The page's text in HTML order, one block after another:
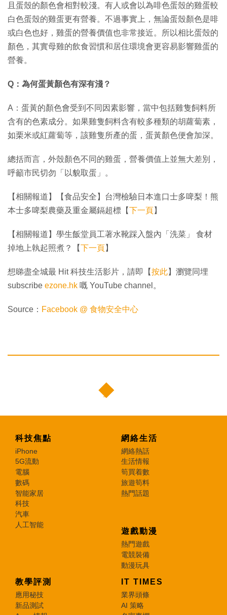
且蛋殼的顏色會相對較淺。有人或會以為啡色蛋殼的雞蛋較
白色蛋殼的雞蛋更有營養。不過事實上，無論蛋殼顏色是啡
或白色也好，雞蛋的營養價值也非常接近。所以相比蛋殼的
顏色，其實母雞的飲食習慣和居住環境會更容易影響雞蛋的
營養。
Q：為何蛋黃顏色有深有淺？
A：蛋黃的顏色會受到不同因素影響，當中包括雞隻飼料所
含有的色素成分。如果雞隻飼料含有較多種類的胡蘿蔔素，
如栗米或紅蘿蔔等，該雞隻所產的蛋，蛋黃顏色便會加深。
總括而言，外殼顏色不同的雞蛋，營養價值上並無大差別，
呼籲市民切勿「以貌取蛋」。
【相關報道】【食品安全】台灣檢驗日本進口士多啤梨！熊
本士多啤梨農藥及重金屬鎘超標【下一頁】
【相關報道】學生飯堂員工著水靴踩入盤內「洗菜」 食材
掉地上執起照煮？【下一頁】
想睇盡全城最 Hit 科技生活影片，請即【按此】瀏覽同埋
subscribe ezone.hk 嘅 YouTube channel。
Source： Facebook @ 食物安全中心
科技焦點
iPhone
5G流動
電腦
數碼
智能家居
科技
汽車
人工智能
網絡生活
網絡熱話
生活情報
筍買着數
旅遊筍料
熱門話題
遊戲動漫
熱門遊戲
電競裝備
動漫玩具
教學評測
應用秘技
新品測試
IT TIMES
業界頭條
AI 策略